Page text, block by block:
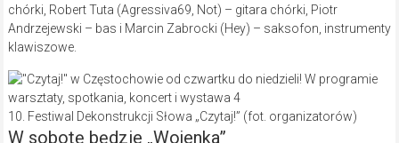
chórki, Robert Tuta (Agressiva69, Not) – gitara chórki, Piotr
Andrzejewski – bas i Marcin Zabrocki (Hey) – saksofon, instrumenty
klawiszowe.
10. Festiwal Dekonstrukcji Słowa „Czytaj!” (fot. organizatorów)
W sobotę będzie „Wojenka”